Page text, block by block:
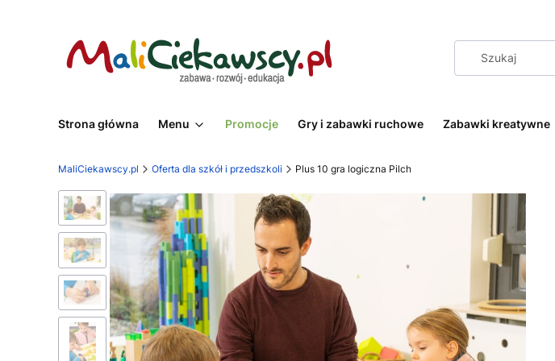
Strona główna Menu Promocje Gry i zabawki ruchowe Zabawki kreatywne
MaliCiekawscy.pl Oferta dla szkół i przedszkoli Plus 10 gra logiczna Pilch